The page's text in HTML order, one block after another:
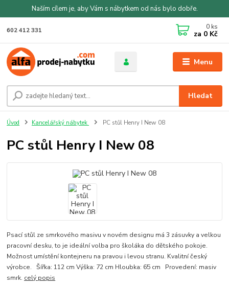
Naším cílem je, aby Vám s nábytkem od nás bylo dobře.
Menu
Hledat
602 412 331 0 ks
za 0 Kč
Úvod Kancelářský nábytek PC stůl Henry I New 08
PC stůl Henry I New 08
Psací stůl ze smrkového masivu v novém designu má 3 zásuvky a velkou
pracovní desku, to je ideální volba pro školáka do dětského pokoje.
Možnost umístění kontejneru na pravou i levou stranu. Kvalitní český
výrobce. Šířka: 112 cm Výška: 72 cm Hloubka: 65 cm Provedení: masiv
smrk. celý popis